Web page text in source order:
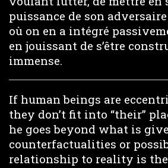
puissance de son
où on en a intégré
en jouissant de s’être
immense.
If human beings are
they don’t fit into “their”
he goes beyond what is
counterfactualities or
relationship to reality is